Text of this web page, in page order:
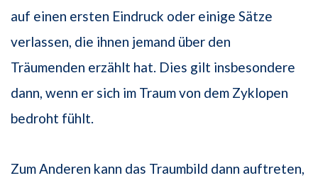
auf einen ersten Eindruck oder einige Sätze
verlassen, die ihnen jemand über den
Träumenden erzählt hat. Dies gilt insbesondere
dann, wenn er sich im Traum von dem Zyklopen
bedroht fühlt.
Zum Anderen kann das Traumbild dann auftreten,